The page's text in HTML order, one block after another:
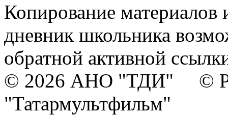
Копирование материалов
дневник школьника
обратной активной
© 2026 АНО "ТДИ" ©
"Татармультфильм"